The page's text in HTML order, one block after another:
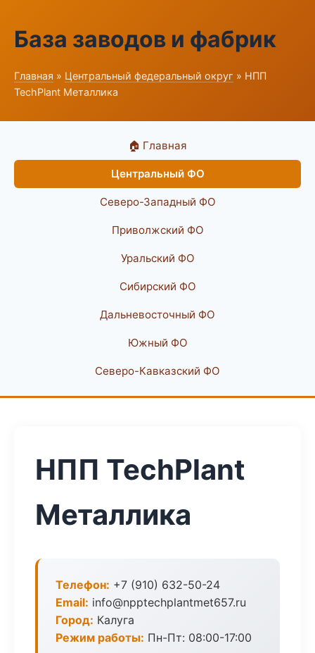
База заводов и фабрик
Главная » Центральный федеральный округ » НПП
TechPlant Металлика
🏠 Главная
Центральный ФО
Северо-Западный ФО
Приволжский ФО
Уральский ФО
Сибирский ФО
Дальневосточный ФО
Южный ФО
Северо-Кавказский ФО
НПП TechPlant
Металлика
Телефон: +7 (910) 632-50-24
Email: info@npptechplantmet657.ru
Город: Калуга
Режим работы: Пн-Пт: 08:00-17:00